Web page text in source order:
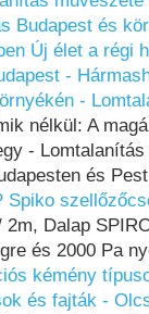
Budapest és
Új élet a régi
-
-
nélkül: A
-
és
Spiko
Dalap
és 2000 Pa
kémény
és fajták -